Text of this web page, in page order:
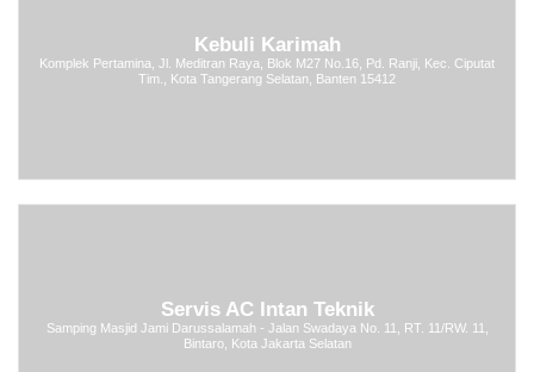
Kebuli Karimah
Komplek Pertamina, Jl. Meditran Raya, Blok M27 No.16, Pd. Ranji, Kec. Ciputat
Tim., Kota Tangerang Selatan, Banten 15412
Servis AC Intan Teknik
Samping Masjid Jami Darussalamah - Jalan Swadaya No. 11, RT. 11/RW. 11,
Bintaro, Kota Jakarta Selatan